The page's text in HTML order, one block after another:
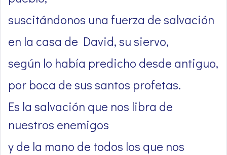
suscitándonos una fuerza de salvación
en la casa de David, su siervo,
según lo había predicho desde antiguo,
por boca de sus santos profetas.
Es la salvación que nos libra de
nuestros enemigos
y de la mano de todos los que nos